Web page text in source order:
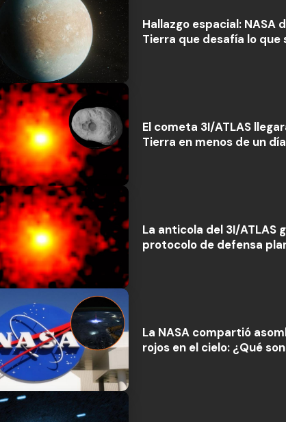
Hallazgo espacial: NASA
Tierra que desafía lo que
El cometa 3I/ATLAS
Tierra en menos de un
La anticola del 3I/ATLAS
protocolo de defensa
La NASA compartió
rojos en el cielo: ¿Qué